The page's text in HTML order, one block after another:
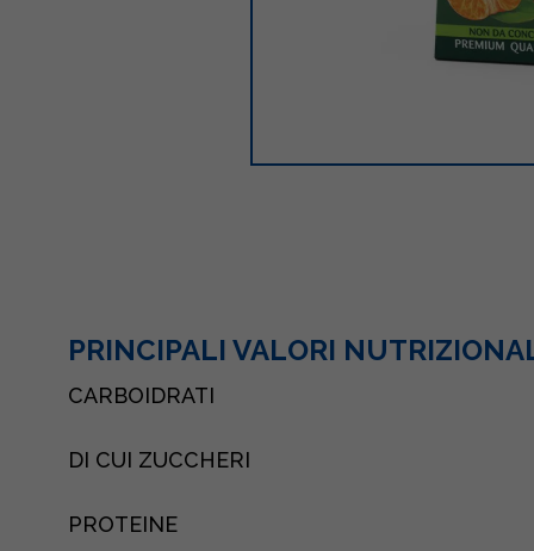
PRINCIPALI VALORI
CARBOIDRATI
DI CUI ZUCCHERI
PROTEINE